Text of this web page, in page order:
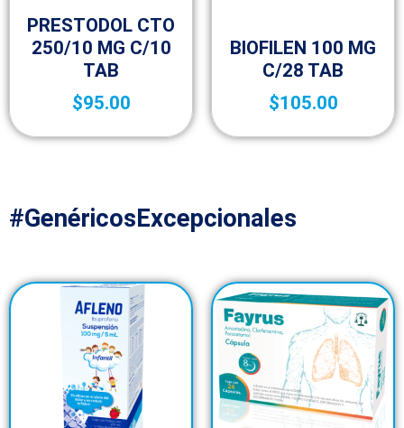
PRESTODOL CTO
250/10 MG C/10
TAB
$95.00
BIOFILEN 100 MG
C/28 TAB
$105.00
#GenéricosExcepcionales